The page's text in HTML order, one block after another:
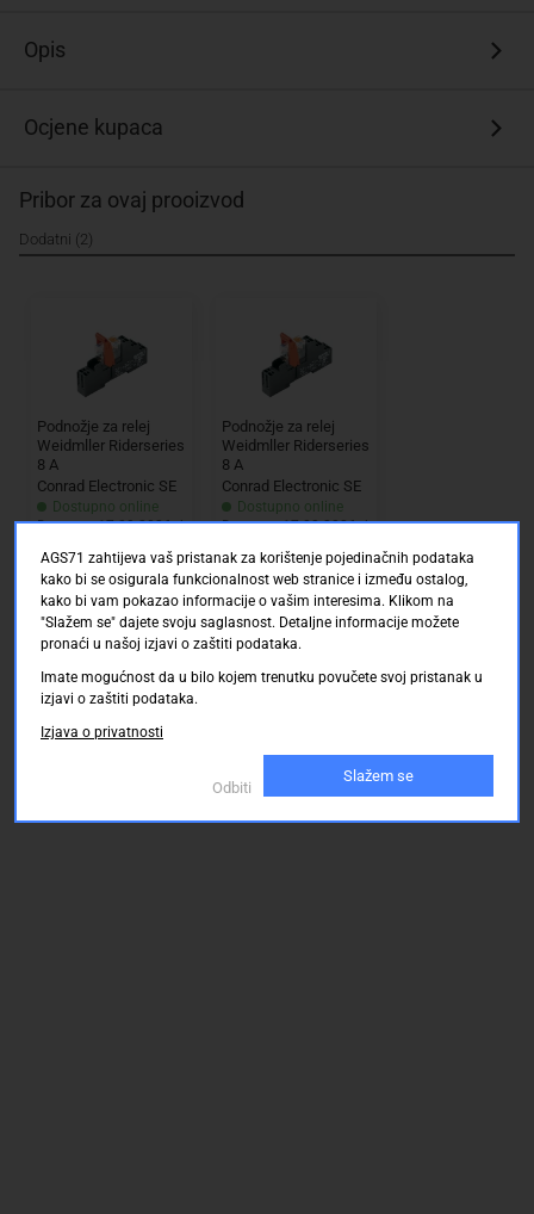
Opis
Ocjene kupaca
Pribor za ovaj prooizvod
Dodatni (2)
Podnožje za relej
Weidmller Riderseries
8 A
Conrad Electronic SE
Dostupno online
Dostava: 17.08.2026 d
83.00 KM
Podnožje za relej
Weidmller Riderseries
8 A
Conrad Electronic SE
Dostupno online
Dostava: 17.08.2026 d
83.00 KM
AGS71 zahtijeva vaš pristanak za korištenje pojedinačnih podataka
kako bi se osigurala funkcionalnost web stranice i između ostalog,
kako bi vam pokazao informacije o vašim interesima. Klikom na
"Slažem se" dajete svoju saglasnost. Detaljne informacije možete
pronaći u našoj izjavi o zaštiti podataka.
Imate mogućnost da u bilo kojem trenutku povučete svoj pristanak u
izjavi o zaštiti podataka.
Izjava o privatnosti
Odbiti
Slažem se